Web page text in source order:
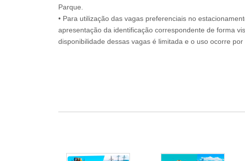
Parque.
• Para utilização das vagas preferenciais no
apresentação da identificação correspondente de forma
disponibilidade dessas vagas é limitada e o uso ocorre por